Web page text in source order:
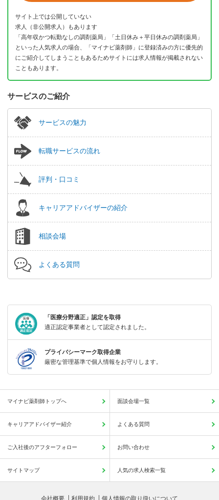
サイト上では公開していない
求人（非公開求人）もあります
「高年収かつ転勤なしの調剤薬局」「土日休み＋平日休みの調剤薬局」
といった人気求人の場合、「マイナビ薬剤師」に登録済みの方に優先的
にご紹介してしまうこともあるためサイトには求人情報が掲載されない
こともあります。
サービスのご紹介
サービスの魅力
転職サービスの流れ
評判・口コミ
キャリアアドバイザーの紹介
相談会場
よくある質問
「医療分野適正」認定を取得
適正認定事業者として認定されました。
プライバシーマーク取得企業
厳密な管理基準で個人情報をお守りします。
マイナビ薬剤師トップへ 面談会場一覧
キャリアアドバイザー紹介 よくある質問
ご入社後のアフターフォロー お問い合わせ
サイトマップ 人気の求人検索一覧
会社概要 利用規約 個人情報の取り扱いについて